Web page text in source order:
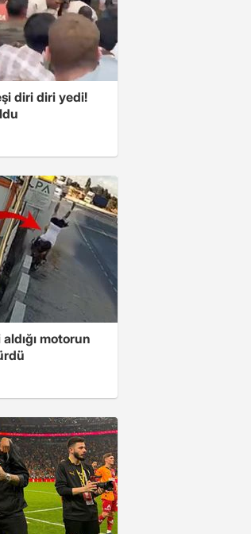
diri diri yedi!
motorun